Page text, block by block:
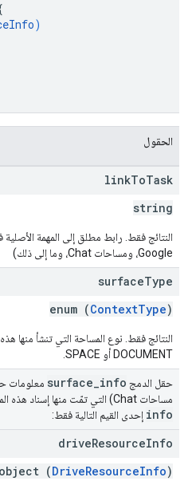
)
الحقول
linkToTask
string
النتائج فقط. رابط مطلق إلى المهمة
Google، ومساحات Chat، وما إلى ذلك)
surfaceType
enum (ContextType)
النتائج فقط. نوع المساحة التي تنشأ منها
DOCUMENT أو SPACE.
حقل الدمج surface info
مساحات Chat) التي تمّت منها إسناد هذه المهمة. يمكن أن تكون
info إحدى القيم التالية فقط:
driveResourceInfo
object (DriveResourceInfo)